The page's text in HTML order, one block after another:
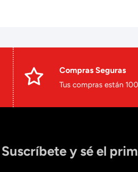
Compras Seguras
Tus compras están
Suscríbete y sé el